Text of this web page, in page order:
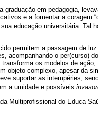
em pedagogia,
e a fomentar a coragem
educação universitária. Tal
permitem a passagem de
acompanhando o per(curso)
os modelos de
objeto complexo, apesar da
suportar as intempéries,
a umidade e possíveis
Multiprofissional do Educa